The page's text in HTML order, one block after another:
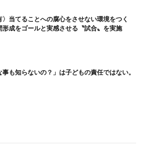
〉当てることへの腐心をさせない環境をつく
形成をゴールと実感させる〝試合〟を実施
事も知らないの？」は子どもの責任ではない。